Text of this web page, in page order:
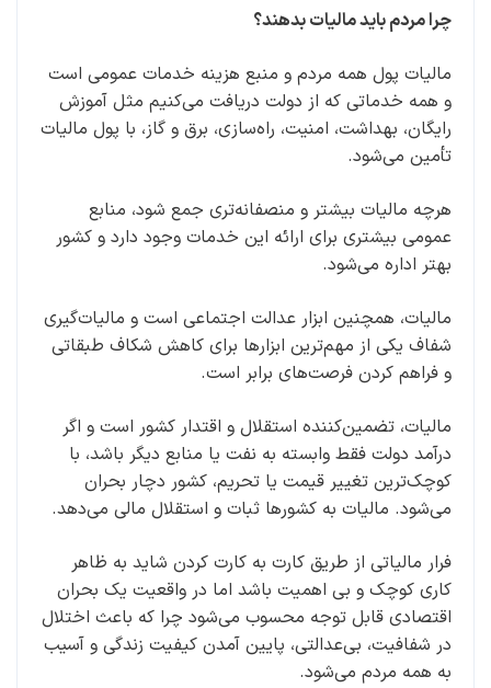
چرا مردم باید مالیات بدهند؟
مالیات پول همه مردم و منبع هزینه خدمات عمومی است
و همه خدماتی که از دولت دریافت می‌کنیم مثل آموزش
رایگان، بهداشت، امنیت، راه‌سازی، برق و گاز، با پول مالیات
تأمین می‌شود.
هرچه مالیات بیشتر و منصفانه‌تری جمع شود، منابع
عمومی بیشتری برای ارائه این خدمات وجود دارد و کشور
بهتر اداره می‌شود.
مالیات، همچنین ابزار عدالت اجتماعی است و مالیات‌گیری
شفاف یکی از مهم‌ترین ابزارها برای کاهش شکاف طبقاتی
و فراهم کردن فرصت‌های برابر است.
مالیات، تضمین‌کننده استقلال و اقتدار کشور است و اگر
درآمد دولت فقط وابسته به نفت یا منابع دیگر باشد، با
کوچک‌ترین تغییر قیمت یا تحریم، کشور دچار بحران
می‌شود. مالیات به کشورها ثبات و استقلال مالی می‌دهد.
فرار مالیاتی از طریق کارت به کارت کردن شاید به ظاهر
کاری کوچک و بی اهمیت باشد اما در واقعیت یک بحران
اقتصادی قابل توجه محسوب می‌شود چرا که باعث اختلال
در شفافیت، بی‌عدالتی، پایین آمدن کیفیت زندگی و آسیب
به همه مردم می‌شود.